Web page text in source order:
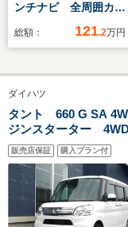
ンチナビ 全周囲カメ
ラ レーダークルーズ
リアランスソナー レ
ーンキープアシスト
オートマチックハイビ
ーム Bluetooth接続
総額： 121.2万円
ダイハツ
タント 660 G SA
ジンスターター
販売店保証 購入プラン付